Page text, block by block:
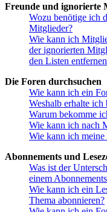
Freunde und ignorierte
Wozu benötige ich
Mitglieder?
Wie kann ich
der ignorierten
den Listen
Die Foren durchsuchen
Wie kann ich ein
Weshalb erhalte ich
Warum bekomme
Wie kann ich nach
Wie kann ich
Abonnements und
Was ist der
einem
Wie kann ich ein
Thema abonnieren?